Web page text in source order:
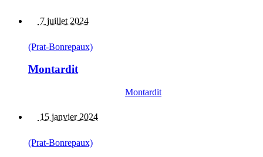
7 juillet 2024
(Prat-Bonrepaux)
Montardit
Montardit
15 janvier 2024
(Prat-Bonrepaux)